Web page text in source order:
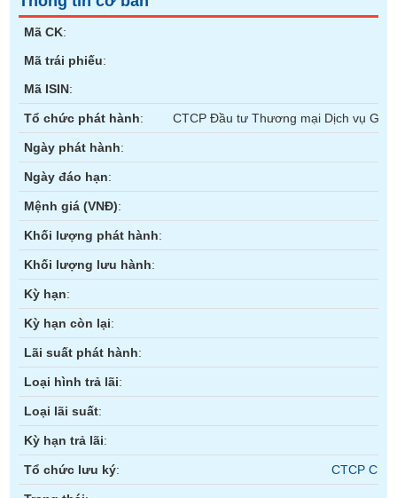
phiếu
Giao
dịch
bộ
Trạng
thái
phiếu
Quy
mô
thị
trường
Niêm
yết
Niêm
yết
mới
Niêm
yết
bổ
sung
Mã CK:
Mã trái phiếu:
Mã ISIN:
Tổ chức phát hành: CTCP Đầu tư Thương mại Dịch vụ Gia
Ngày phát hành:
Ngày đáo hạn:
Mệnh giá (VNĐ):
Khối lượng phát hành:
Khối lượng lưu hành:
Kỳ hạn:
Kỳ hạn còn lại:
Lãi suất phát hành:
Loại hình trả lãi:
Loại lãi suất:
Kỳ hạn trả lãi:
Tổ chức lưu ký: CTCP
VIETSTOCKFINANCE
VĨ
MÔ
NGÀNH
DOANH
NGHIỆP
CỔ
PHIẾU
PHÁI
SINH
TRÁI